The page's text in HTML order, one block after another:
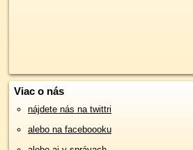
Viac o nás
nájdete nás na twittri
alebo na faceboooku